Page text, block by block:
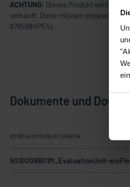
ACHTUNG: Dieses Produkt wird OHNE
verkauft. Diese müssen separat
878598VPE4).
Dokumente und
GEBRAUCHSANLEITUNGEN
9010008B01M_EvaluationUnit-